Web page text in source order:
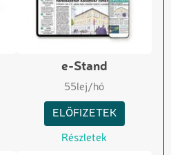
e-Stand
55lej/hó
ELŐFIZETEK
Részletek